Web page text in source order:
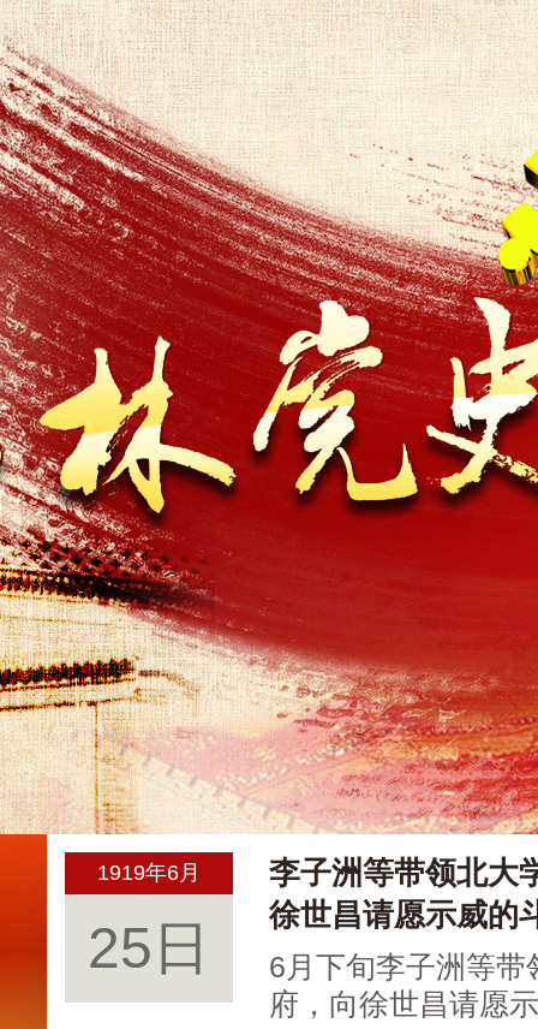
1919年6月
25日
李子洲等带领北大
徐世昌请愿示威的
6月下旬李子洲等
府，向徐世昌请愿